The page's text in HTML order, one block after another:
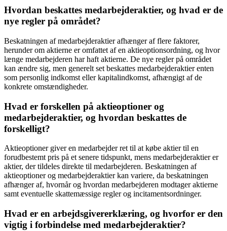
Hvordan beskattes medarbejderaktier, og hvad er de
nye regler på området?
Beskatningen af medarbejderaktier afhænger af flere faktorer,
herunder om aktierne er omfattet af en aktieoptionsordning, og hvor
længe medarbejderen har haft aktierne. De nye regler på området
kan ændre sig, men generelt set beskattes medarbejderaktier enten
som personlig indkomst eller kapitalindkomst, afhængigt af de
konkrete omstændigheder.
Hvad er forskellen på aktieoptioner og
medarbejderaktier, og hvordan beskattes de
forskelligt?
Aktieoptioner giver en medarbejder ret til at købe aktier til en
forudbestemt pris på et senere tidspunkt, mens medarbejderaktier er
aktier, der tildeles direkte til medarbejderen. Beskatningen af
aktieoptioner og medarbejderaktier kan variere, da beskatningen
afhænger af, hvornår og hvordan medarbejderen modtager aktierne
samt eventuelle skattemæssige regler og incitamentsordninger.
Hvad er en arbejdsgivererklæring, og hvorfor er den
vigtig i forbindelse med medarbejderaktier?